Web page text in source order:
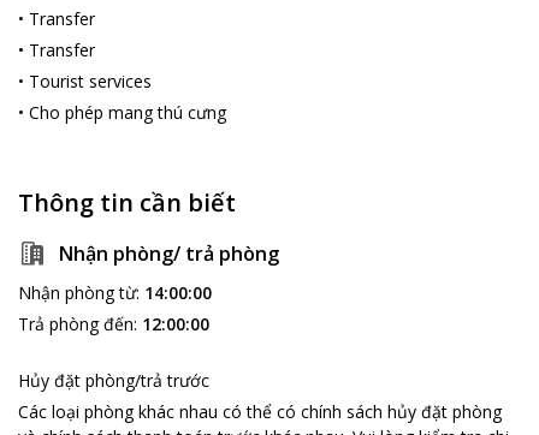
• Transfer
• Transfer
• Tourist services
• Cho phép mang thú cưng
Thông tin cần biết
Nhận phòng/ trả phòng
Nhận phòng từ: 14:00:00
Trả phòng đến: 12:00:00
Hủy đặt phòng/trả trước
Các loại phòng khác nhau có thể có chính sách hủy đặt phòng